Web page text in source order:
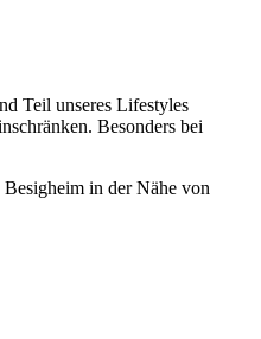
Teil unseres Lifestyles
Besonders bei
in der Nähe von